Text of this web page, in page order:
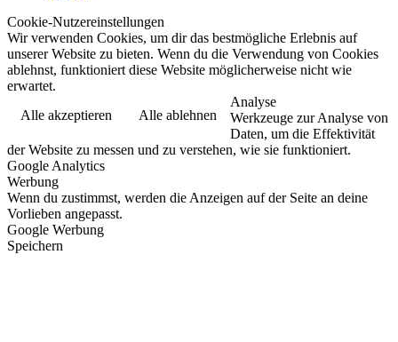
Cookie-Nutzereinstellungen
Wir verwenden Cookies, um dir das bestmögliche Erlebnis auf
unserer Website zu bieten. Wenn du die Verwendung von Cookies
ablehnst, funktioniert diese Website möglicherweise nicht wie
erwartet.
Alle akzeptieren
Alle ablehnen
Analyse
Werkzeuge zur Analyse von
Daten, um die Effektivität
der Website zu messen und zu verstehen, wie sie funktioniert.
Google Analytics
Werbung
Wenn du zustimmst, werden die Anzeigen auf der Seite an deine
Vorlieben angepasst.
Google Werbung
Speichern